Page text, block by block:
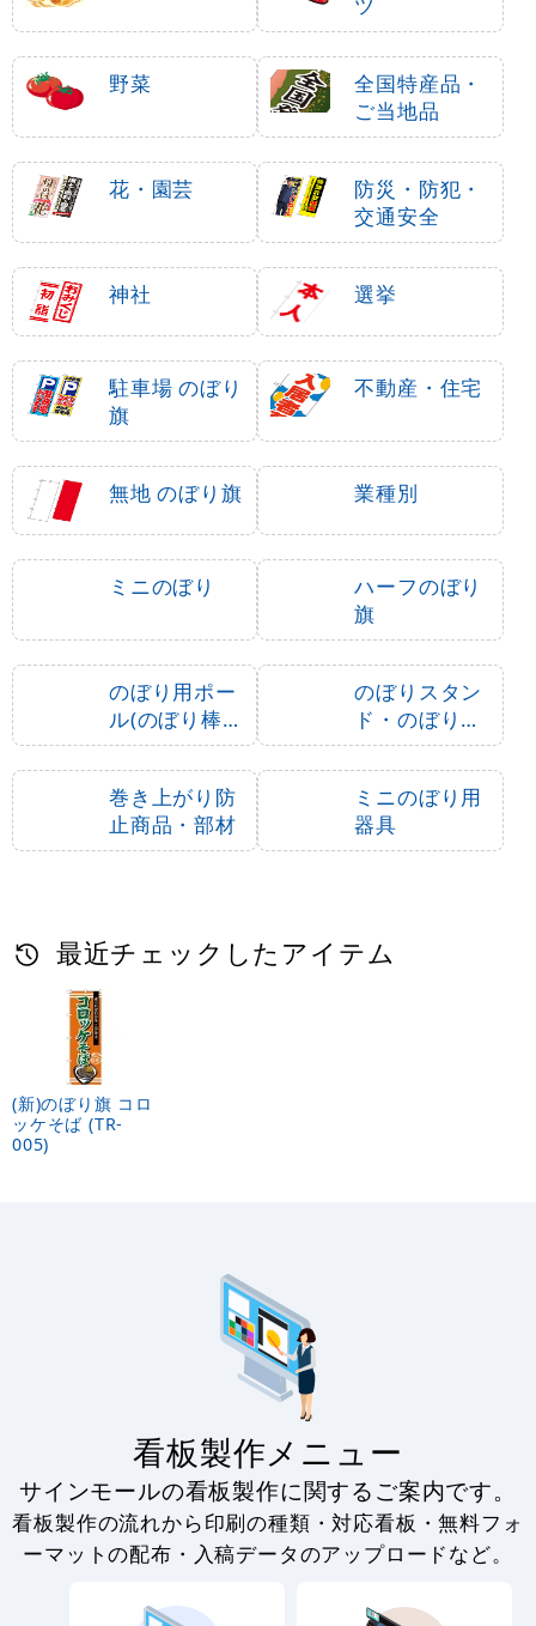
野菜
全国特産品・
ご当地品
花・園芸
防災・防犯・
交通安全
神社 選挙
駐車場 のぼり
旗
不動産・住宅
無地 のぼり旗 業種別
ミニのぼり
ハーフのぼり
旗
のぼり用ポー
ル(のぼり棒・
竿)
のぼりスタン
ド・のぼり立
て台
巻き上がり防
止商品・部材
ミニのぼり用
器具
最近チェックしたアイテム
(新)のぼり旗 コロ
ッケそば (TR-
005)
看板製作メニュー
サインモールの看板製作に関するご案内です。
看板製作の流れから印刷の種類・対応看板・無料フォ
ーマットの配布・入稿データのアップロードなど。